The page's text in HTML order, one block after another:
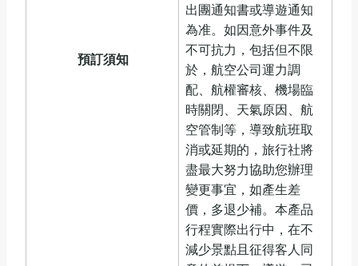
預訂須知
出團通知書或導遊通知
為准。如因意外事件及
不可抗力，包括但不限
於，航空公司運力調
配、航權審核、機場臨
時關閉、天氣原因、航
空管制等，導致航班取
消或延期的，旅行社將
盡最大努力協助您辦理
變更事宜，如產生差
價，多退少補。本產品
行程實際出行中，在不
減少景點且征得客人同